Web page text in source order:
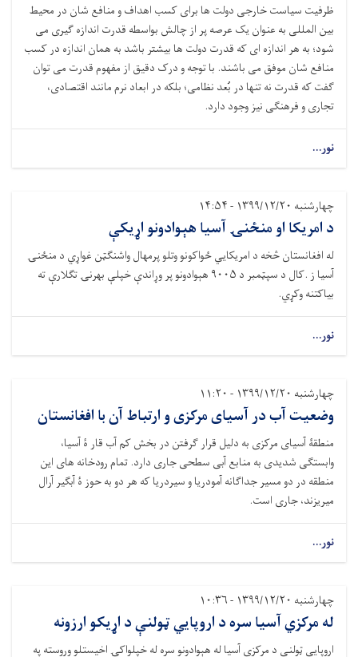
ظرفیت سیاست خارجی دولت ها برای کسب اهداف و منافع شان در محیط
بین المللی به عنوان یک عرصه پر از چالش بواسطه قدرت اندازه گیری می
شود؛ به هر اندازه ای که قدرت دولت ها بیشتر باشد به همان اندازه در کسب
منافع شان موفق می باشند. با توجه و درک دقیق از مفهوم قدرت می توان
گفت که قدرت نه تنها در بُعد نظامی؛ بلکه در ابعاد نرم مانند اقتصادی،
تجاری و فرهنگی نیز وجود دارد.
نور...
چهارشنبه ۱۳۹۹/۱۲/۲۰ - ۱۴:۵۴
د امریکا او منځنۍ آسیا هېوادونو اړیکې
له افغانستان څخه د امریکایي ځواکونو وتلو پرمهال واشنګټن غواړي د منځنۍ
آسیا ز .کال د سپټمبر د ۹۰۰۵ هېوادونو پر وړاندې خپلې بهرنۍ تګلارې ته
بیاکتنه وکړي.
نور...
چهارشنبه ۱۳۹۹/۱۲/۲۰ - ۱۱:۲۰
وضعیت آب در آسیای مرکزی و ارتباط آن با افغانستان
منطقۀ آسیای مرکزی به دلیل قرار گرفتن در بخش کم آب قار ۀ آسیا،
وابستگی شدیدی به منابع آبی سطحی جاری دارد. تمام رودخانه های این
منطقه در دو مسیر جداگانه آمودریا و سیردریا که هر دو به حوز ۀ آبگیر آرال
میریزند، جاری است.
نور...
چهارشنبه ۱۳۹۹/۱۲/۲۰ - ۱۰:۳۶
له مرکزي آسیا سره د اروپایي ټولنې د اړیکو ارزونه
اروپایي ټولنې د مرکزي آسیا له هېوادونو سره له خپلواکۍ اخیستلو وروسته په